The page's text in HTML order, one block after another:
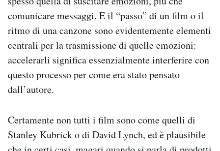
comunicare messaggi. E il “passo” di un film o il
ritmo di una canzone sono evidentemente elementi
centrali per la trasmissione di quelle emozioni:
accelerarli significa essenzialmente interferire con
questo processo per come era stato pensato
dall’autore.
Certamente non tutti i film sono come quelli di
Stanley Kubrick o di David Lynch, ed è plausibile